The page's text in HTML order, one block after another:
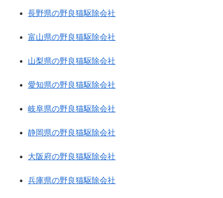
長野県の野良猫駆除会社
富山県の野良猫駆除会社
山梨県の野良猫駆除会社
愛知県の野良猫駆除会社
岐阜県の野良猫駆除会社
静岡県の野良猫駆除会社
大阪府の野良猫駆除会社
兵庫県の野良猫駆除会社